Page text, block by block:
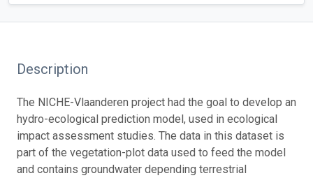
Description
The NICHE-Vlaanderen project had the goal to develop an
hydro-ecological prediction model, used in ecological
impact assessment studies. The data in this dataset is
part of the vegetation-plot data used to feed the model
and contains groundwater depending terrestrial